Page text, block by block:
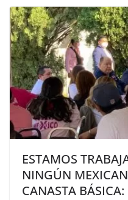
ESTAMOS
NINGÚN
CANASTA